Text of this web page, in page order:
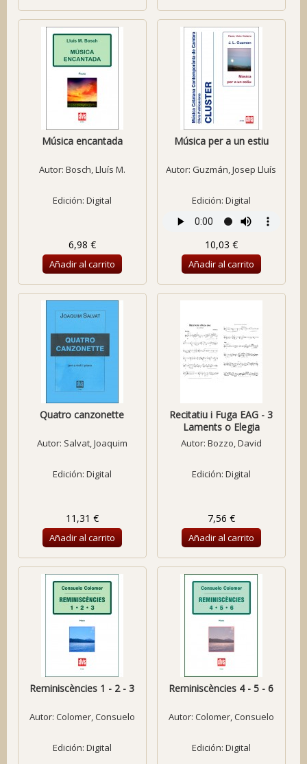
Música encantada
Autor: Bosch, Lluís M.
Edición: Digital
6,98 €
Añadir al carrito
Música per a un estiu
Autor: Guzmán, Josep Lluís
Edición: Digital
10,03 €
Añadir al carrito
Quatro canzonette
Autor: Salvat, Joaquim
Edición: Digital
11,31 €
Añadir al carrito
Recitatiu i Fuga EAG - 3
Laments o Elegia
Autor: Bozzo, David
Edición: Digital
7,56 €
Añadir al carrito
Reminiscències 1 - 2 - 3
Autor: Colomer, Consuelo
Edición: Digital
Reminiscències 4 - 5 - 6
Autor: Colomer, Consuelo
Edición: Digital